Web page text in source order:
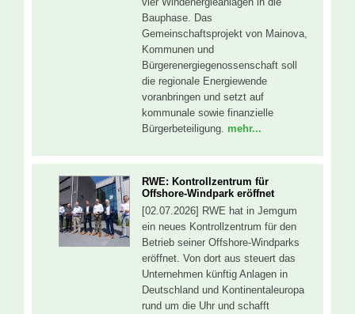
Bauphase. Das
Gemeinschaftsprojekt von Mainova,
Kommunen und
Bürgerenergiegenossenschaft soll
die regionale Energiewende
voranbringen und setzt auf
kommunale sowie finanzielle
Bürgerbeteiligung. mehr...
RWE: Kontrollzentrum für
Offshore-Windpark eröffnet
[02.07.2026] RWE hat in Jemgum
ein neues Kontrollzentrum für den
Betrieb seiner Offshore-Windparks
eröffnet. Von dort aus steuert das
Unternehmen künftig Anlagen in
Deutschland und Kontinentaleuropa
rund um die Uhr und schafft